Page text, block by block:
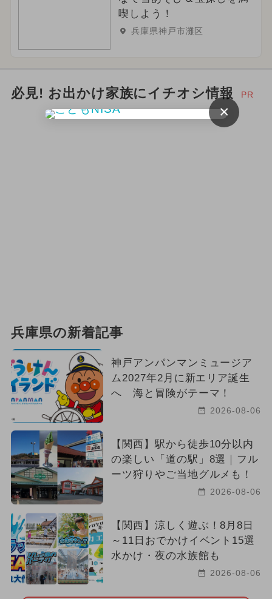
喫しよう！
兵庫県神戸市灘区
必見! お出かけ家族にイチオシ情報 PR
兵庫県の新着記事
神戸アンパンマンミュージア
ム2027年2月に新エリア誕生
へ 海と冒険がテーマ！
2026-08-06
【関西】駅から徒歩10分以内
の楽しい「道の駅」8選｜フル
ーツ狩りやご当地グルメも！
2026-08-06
【関西】涼しく遊ぶ！8月8日
～11日おでかけイベント15選
水かけ・夜の水族館も
2026-08-06
×